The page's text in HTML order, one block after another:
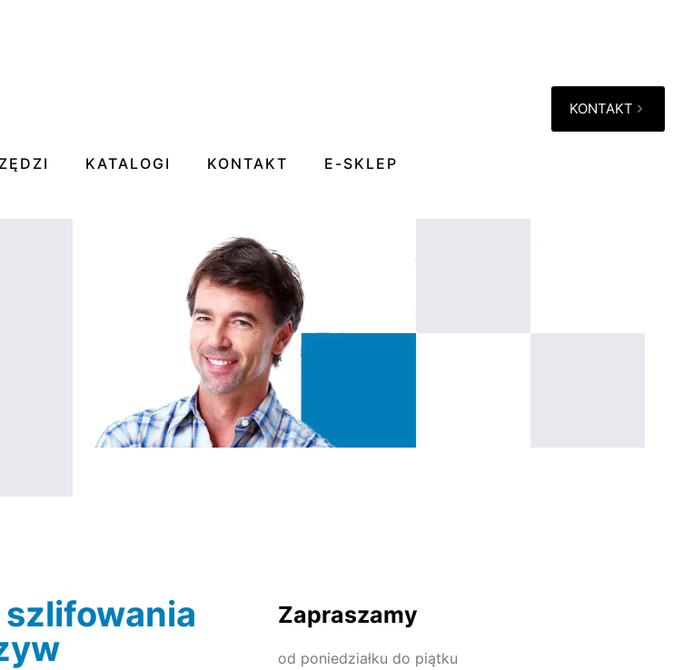
KATALOGI KONTAKT E-SKLEP
KONTAKT
Zapraszamy
od poniedziałku do piątku